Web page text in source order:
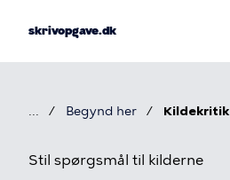
skrivopgave.dk
Begynd her Kildekritik
Kildekritik
Stil spørgsmål til kilderne